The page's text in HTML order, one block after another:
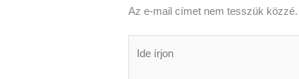
Az e-mail címet nem tesszük közzé.
írjon